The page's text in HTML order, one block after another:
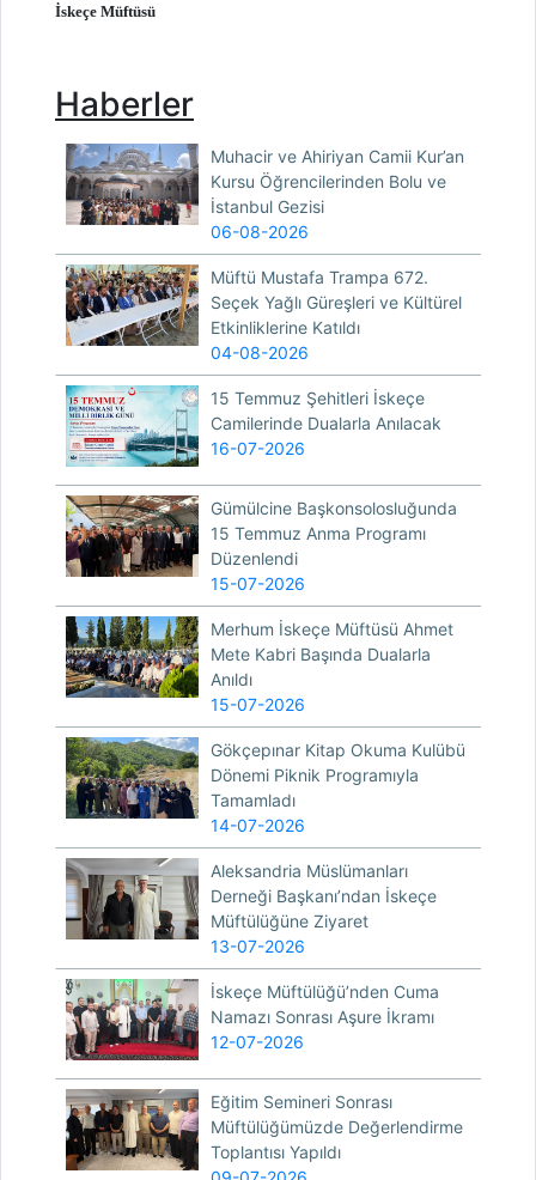
İskeçe Müftüsü
Haberler
Muhacir ve Ahiriyan Camii Kur’an
Kursu Öğrencilerinden Bolu ve
İstanbul Gezisi
06-08-2026
Müftü Mustafa Trampa 672.
Seçek Yağlı Güreşleri ve Kültürel
Etkinliklerine Katıldı
04-08-2026
15 Temmuz Şehitleri İskeçe
Camilerinde Dualarla Anılacak
16-07-2026
Gümülcine Başkonsolosluğunda
15 Temmuz Anma Programı
Düzenlendi
15-07-2026
Merhum İskeçe Müftüsü Ahmet
Mete Kabri Başında Dualarla
Anıldı
15-07-2026
Gökçepınar Kitap Okuma Kulübü
Dönemi Piknik Programıyla
Tamamladı
14-07-2026
Aleksandria Müslümanları
Derneği Başkanı’ndan İskeçe
Müftülüğüne Ziyaret
13-07-2026
İskeçe Müftülüğü’nden Cuma
Namazı Sonrası Aşure İkramı
12-07-2026
Eğitim Semineri Sonrası
Müftülüğümüzde Değerlendirme
Toplantısı Yapıldı